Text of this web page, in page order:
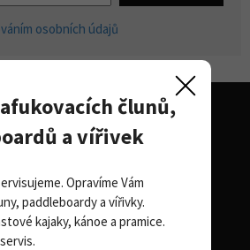
osobních údajů
člunů,
a vířivek
Opravíme Vám
paddleboardy a vířivky.
kajaky, kánoe a pramice.